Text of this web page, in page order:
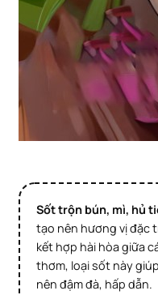
Sốt trộn bún, mì, hủ
tạo nên hương vị đặc
kết hợp hài hòa giữa
thơm, loại sốt này
nên đậm đà, hấp dẫn.